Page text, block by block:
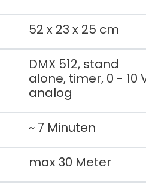
52 x 23 x 25 cm
DMX 512, stand
alone, timer, 0 - 10
analog
~ 7 Minuten
max 30 Meter